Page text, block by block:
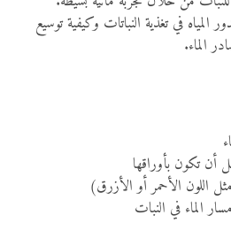
في تغذية النباتات وكيفية توسيع
الماء.
تكون بأوراقها
اللون الأحمر أو الأزرق)
الماء في النبات